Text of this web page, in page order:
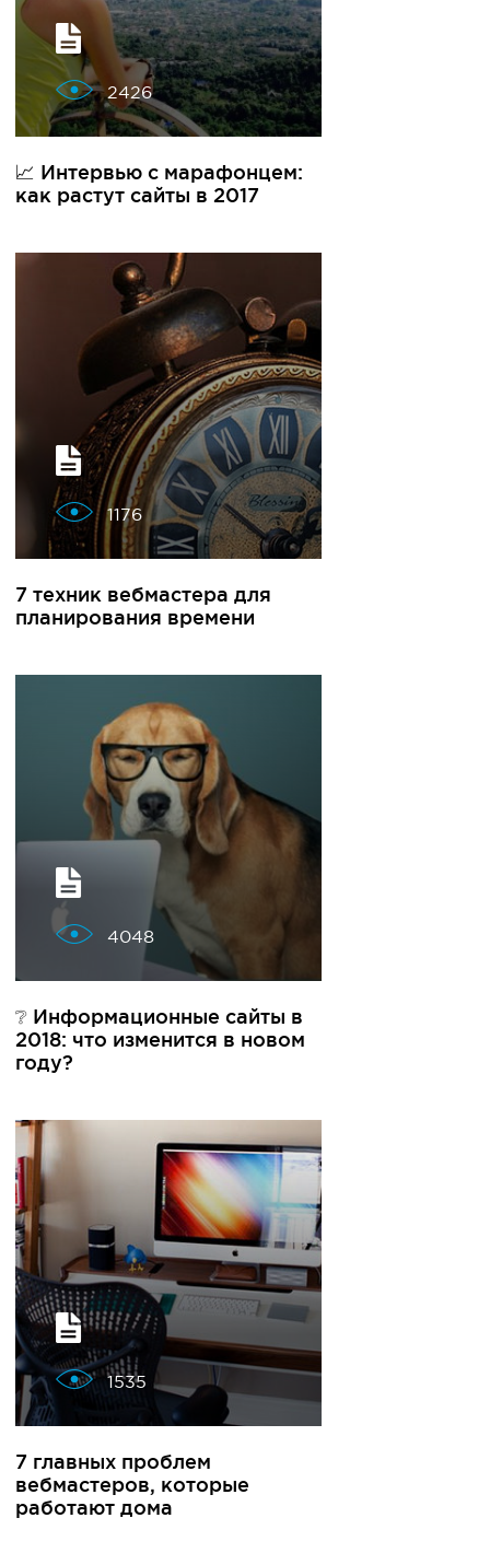
2426
📈 Интервью с марафонцем:
как растут сайты в 2017
1176
7 техник вебмастера для
планирования времени
4048
❔ Информационные сайты в
2018: что изменится в новом
году?
1535
7 главных проблем
вебмастеров, которые
работают дома